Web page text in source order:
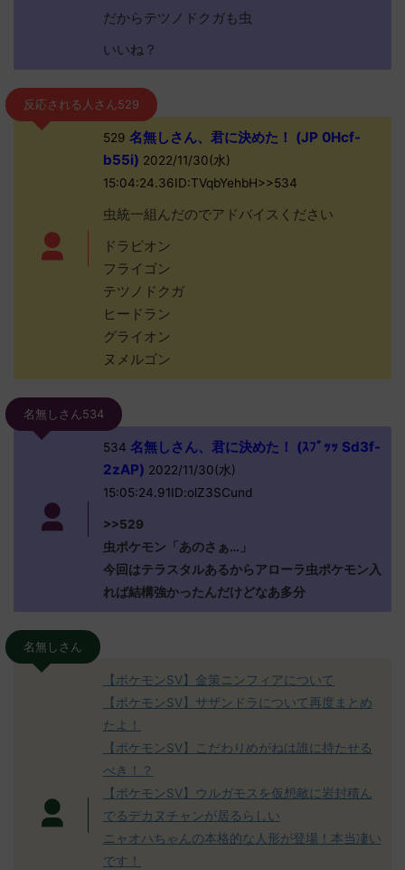
だからテツノドクガも虫
いいね？
反応される人さん529
529 名無しさん、君に決めた！ (JP 0Hcf-
b55i) 2022/11/30(水)
15:04:24.36ID:TVqbYehbH>>534
虫統一組んだのでアドバイスください
ドラピオン
フライゴン
テツノドクガ
ヒードラン
グライオン
ヌメルゴン
名無しさん534
534 名無しさん、君に決めた！ (ｽﾌﾟｯｯ Sd3f-
2zAP) 2022/11/30(水)
15:05:24.91ID:olZ3SCund
>>529
虫ポケモン「あのさぁ…」
今回はテラスタルあるからアローラ虫ポケモン入
れば結構強かったんだけどなあ多分
名無しさん
【ポケモンSV】金策ニンフィアについて
【ポケモンSV】サザンドラについて再度まとめ
たよ！
【ポケモンSV】こだわりめがねは誰に持たせる
べき！？
【ポケモンSV】ウルガモスを仮想敵に岩封積ん
でるデカヌチャンが居るらしい
ニャオハちゃんの本格的な人形が登場！本当凄い
です！